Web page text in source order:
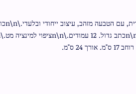
רוחב 17 ס"מ. אורך 24 ס"מ.